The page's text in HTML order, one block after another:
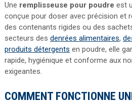
Une remplisseuse pour poudre est
conçue pour doser avec précision et
des contenants rigides ou des
secteurs des denrées alimentaires,
produits détergents en poudre, elle
rapide, hygiénique et conforme aux
exigeantes.
COMMENT FONCTIONNE